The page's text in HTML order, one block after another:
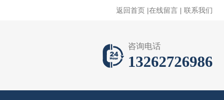
返回首页 |在线留言 | 联系我们
咨询电话
13262726986